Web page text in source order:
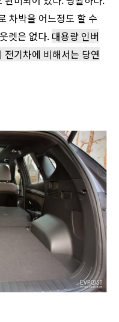
차박을 어느정도 할 수
렛은 없다. 대용량 인버
기차에 비해서는 당연